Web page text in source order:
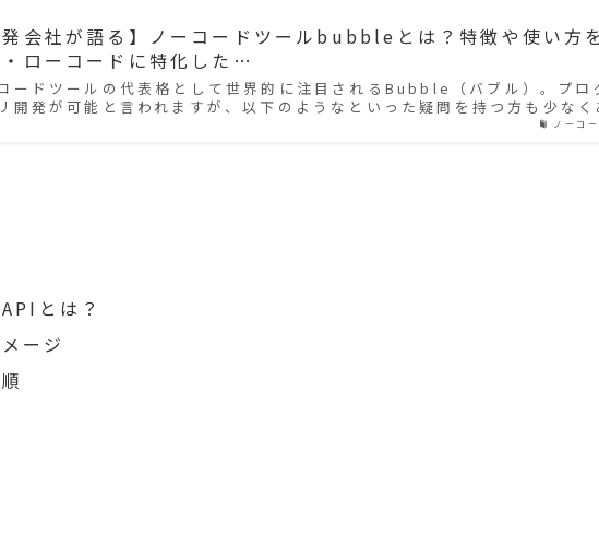
ノーコ
発会社が語る】ノーコードツールbubbleとは？特徴や使い方
ローコードに特化した…
ードツールの代表格として世界的に注目されるBubble（バブル）。プロ
開発が可能と言われますが、以下のようなといった疑問を持つ方も少な
とは？
ージ